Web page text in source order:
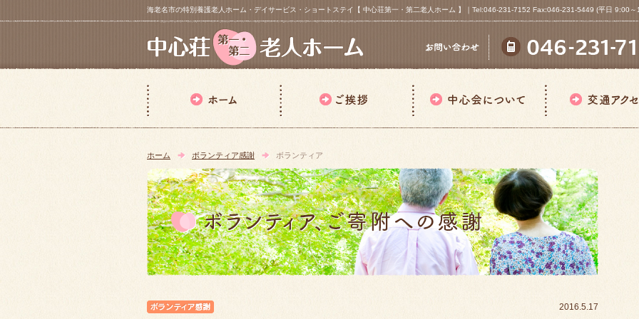
海老名市の特別養護老人ホーム・デイサービス・ショートステイ【 中心荘第一・第二老人ホーム 】｜Tel:046-231-7152 Fax:046-231-5449 (平日 9:00
ホーム ボランティア感謝 ボランティア
2016.5.17